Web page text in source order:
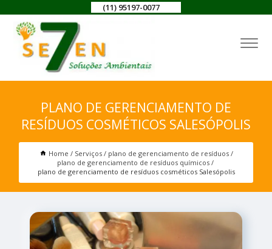
(11) 95197-0077
PLANO DE GERENCIAMENTO DE
RESÍDUOS COSMÉTICOS SALESÓPOLIS
Home Serviços
plano de gerenciamento de resíduos
plano de gerenciamento de resíduos químicos
plano de gerenciamento de resíduos cosméticos Salesópolis